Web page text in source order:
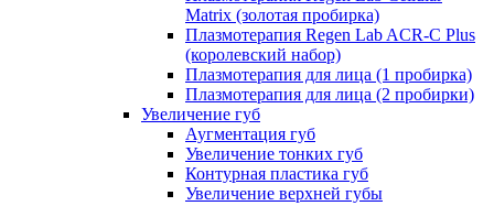
Matrix (золотая пробирка)
Плазмотерапия Regen Lab ACR-C Plus
(королевский набор)
Плазмотерапия для лица (1 пробирка)
Плазмотерапия для лица (2 пробирки)
Увеличение губ
Аугментация губ
Увеличение тонких губ
Контурная пластика губ
Увеличение верхней губы